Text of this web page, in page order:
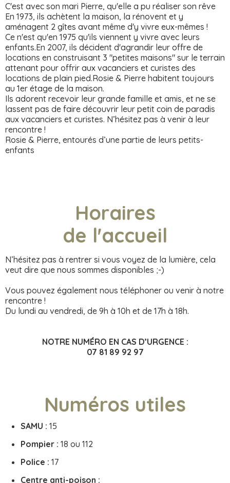
C'est avec son mari Pierre, qu'elle a pu réaliser son rêve
En 1973, ils achètent la maison, la rénovent et y
aménagent 2 gîtes avant même d'y vivre eux-mêmes !
Ce n'est qu'en 1975 qu'ils viennent y vivre avec leurs
enfants.En 2007, ils décident d'agrandir leur offre de
locations en construisant 3 "petites maisons" sur le terrain
attenant pour offrir aux vacanciers et curistes des
locations de plain pied.Rosie & Pierre habitent toujours
au 1er étage de la maison.
Ils adorent recevoir leur grande famille et amis, et ne se
lassent pas de faire découvrir leur petit coin de paradis
aux vacanciers et curistes. N’hésitez pas à venir à leur
rencontre !
Rosie & Pierre, entourés d’une partie de leurs petits-
enfants
Horaires
de l'accueil
N’hésitez pas à rentrer si vous voyez de la lumière, cela
veut dire que nous sommes disponibles ;-)
Vous pouvez également nous téléphoner ou venir à notre
rencontre !
Du lundi au vendredi, de 9h à 10h et de 17h à 18h.
NOTRE NUMÉRO EN CAS D’URGENCE :
07 81 89 92 97
Numéros utiles
SAMU : 15
Pompier : 18 ou 112
Police : 17
Centre anti-poison :